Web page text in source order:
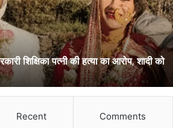
शिक्षिका पत्नी की हत्या का आरोप, शादी को
Recent Comments